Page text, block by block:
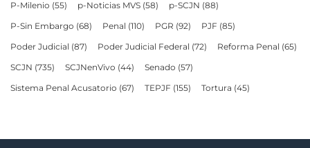
P-Milenio (55) p-Noticias MVS (58) p-SCJN (88)
P-Sin Embargo (68) Penal (110) PGR (92) PJF (85)
Poder Judicial (87) Poder Judicial Federal (72) Reforma Penal (65)
SCJN (735) SCJNenVivo (44) Senado (57)
Sistema Penal Acusatorio (67) TEPJF (155) Tortura (45)